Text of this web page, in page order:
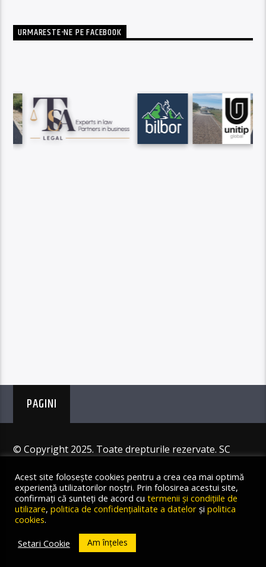
URMARESTE-NE PE FACEBOOK
PAGINI
© Copyright 2025. Toate drepturile rezervate. SC
Acest site folosește cookies pentru a crea cea mai optimă
experiență utilizatorilor noștri. Prin folosirea acestui site,
confirmați că sunteți de acord cu termenii și condițiile de
utilizare, politica de confidențialitate a datelor și politica
cookies.
Setari Cookie
Am înțeles